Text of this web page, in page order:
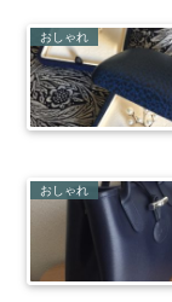
おしゃれ
おしゃれ